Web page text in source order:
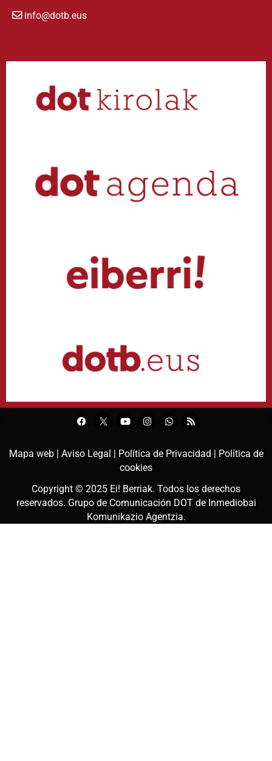
info@dotb.eus
Mapa web | Aviso Legal | Política de Privacidad | Política de
cookies
Copyright © 2025 Ei! Berriak. Todos los derechos
reservados. Grupo de Comunicación DOT de Inmediobai
Komunikazio Agentzia.